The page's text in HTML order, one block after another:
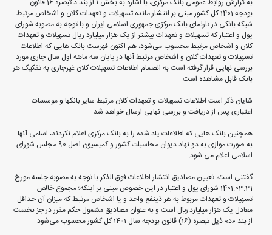
به گزارش روابط عمومی بانک مرکزی، با اشاره به بخش ۱ از بند د تبصره 16 قانون
بودجه 1401 کل کشور مبنی بر انتشار مانده تسهیلات و تعهدات کلان و اشخاص مرتبط
شبکه بانکی در تارنمای بانک مرکزی جمهوری اسلامی ایران و با توجه به مصوبه شورای
پول و اعتبار که تسهیلات و تعهدات بیشتر از یک هزار میلیارد ریال تسهیلات و تعهدات
کلان و اشخاص مرتبط محسوب می‌شود، هم اکنون فهرست بانک هایی که اطلاعات
تسهیلات و تعهدات کلان و اشخاص مرتبط آنها در پایان سه ماهه اول سال جاری مورد
بررسی نهایی قرار گرفته است به انضمام اطلاعات تسهیلات کلان غیرجاری به تفکیک هر
بانک قابل مشاهده است.
شایان ذکر است اطلاعات تسهیلات و تعهدات کلان مرتبط سایر بانکها و موسسات
اعتباری پس از دریافت و بررسی نهایی ارسال خواهد شد.
همچنین بانک هایی که اطلاعات یاد شده را به بانک مرکزی اعلام نکردند، اسامی آنها
به صورت موازی به دو نهاد دیوان محاسبات کشور و کمیسیون اصل 90 مجلس شورای
اسلامی اعلام می شود.
گفتنی است، تعیین مصادیق انتشار اطلاعات فوق الذکر با توجه به مصوبه جلسه مورخ
1401.03.31 شورای پول و اعتبار در این خصوص مبنی بر اینکه؛ مجموع خالص
تسهيلات و تعهدات مربوط به هر ذينفع واحد و یا اشخاص مرتبط که ميزان آن حداقل
معادل یک هزار ميليارد ريال است و به عنوان مصادیق مشمول حکم مقرر در جز نخست
از بند «د» ذیل تبصره (16) قانون بودجه سال 1401 کل کشور محسوب می‌شود.